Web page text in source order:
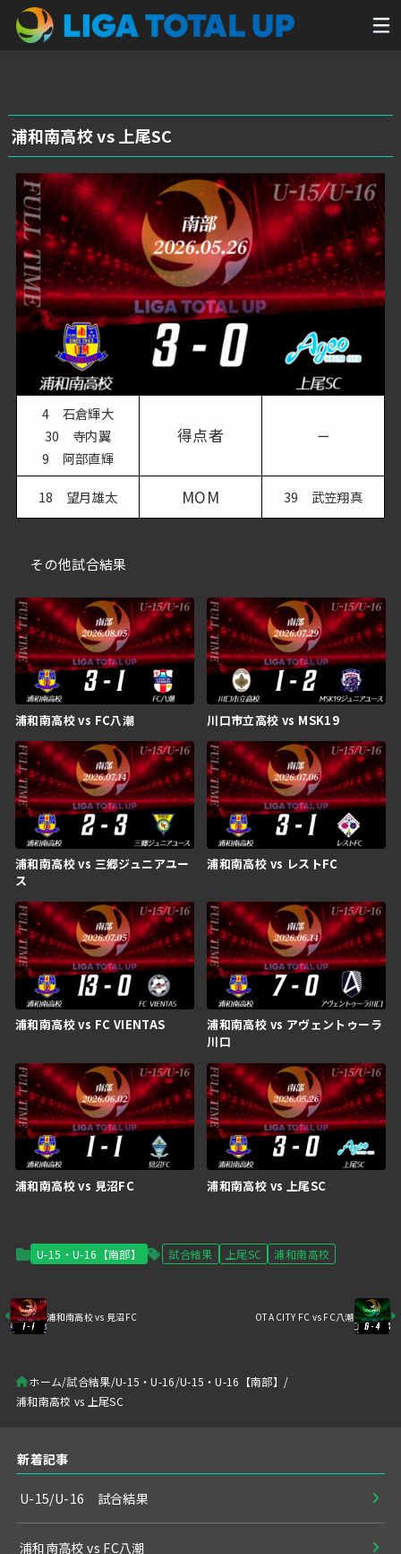
浦和南高校 vs 上尾SC
4 石倉輝大
30 寺内翼
9 阿部直輝
得点者 ー
18 望月雄太 MOM 39 武笠翔真
その他試合結果
浦和南高校 vs FC八潮 川口市立高校 vs MSK19
浦和南高校 vs 三郷ジュニアユー
ス
浦和南高校 vs レストFC
浦和南高校 vs FC VIENTAS
浦和南高校 vs アヴェントゥーラ
川口
浦和南高校 vs 見沼FC 浦和南高校 vs 上尾SC
U-15・U-16【南部】 試合結果 上尾SC 浦和南高校
浦和南高校 vs 見沼FC OTA CITY FC vs FC八潮
ホーム 試合結果 U-15・U-16 U-15・U-16【南部】
浦和南高校 vs 上尾SC
新着記事
U-15/U-16 試合結果
浦和南高校 vs FC八潮